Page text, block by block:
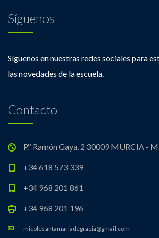
Síguenos
Síguenos en nuestras redes sociales para
las novedades de la escuela.
Contacto
P.º Ramón Gaya, 2 30009 MURCIA -
+34 618 573 339
+34 968 201 861
+34 968 201 196
micolesantamariadegracia@gmail.com